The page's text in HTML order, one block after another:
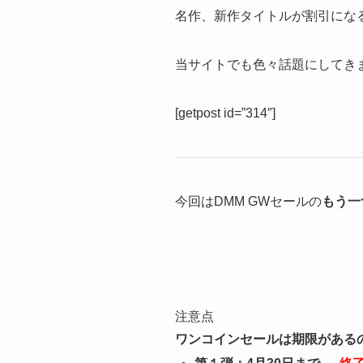
名作、新作タイトルが割引にな
当サイトでも色々話題にしてき
[getpost id=”314″]
今回はDMM GWセールのもう
注意点
ワンコインセールは期限がある